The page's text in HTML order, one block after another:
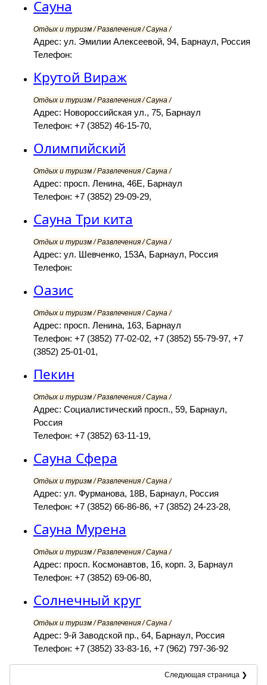
Сауна
Отдых и туризм / Развлечения / Сауна /
Адрес: ул. Эмилии Алексеевой, 94, Барнаул, Россия
Телефон:
Крутой Вираж
Отдых и туризм / Развлечения / Сауна /
Адрес: Новороссийская ул., 75, Барнаул
Телефон: +7 (3852) 46-15-70,
Олимпийский
Отдых и туризм / Развлечения / Сауна /
Адрес: просп. Ленина, 46Е, Барнаул
Телефон: +7 (3852) 29-09-29,
Сауна Три кита
Отдых и туризм / Развлечения / Сауна /
Адрес: ул. Шевченко, 153А, Барнаул, Россия
Телефон:
Оазис
Отдых и туризм / Развлечения / Сауна /
Адрес: просп. Ленина, 163, Барнаул
Телефон: +7 (3852) 77-02-02, +7 (3852) 55-79-97, +7
(3852) 25-01-01,
Пекин
Отдых и туризм / Развлечения / Сауна /
Адрес: Социалистический просп., 59, Барнаул,
Россия
Телефон: +7 (3852) 63-11-19,
Сауна Сфера
Отдых и туризм / Развлечения / Сауна /
Адрес: ул. Фурманова, 18В, Барнаул, Россия
Телефон: +7 (3852) 66-86-86, +7 (3852) 24-23-28,
Сауна Мурена
Отдых и туризм / Развлечения / Сауна /
Адрес: просп. Космонавтов, 16, корп. 3, Барнаул
Телефон: +7 (3852) 69-06-80,
Солнечный круг
Отдых и туризм / Развлечения / Сауна /
Адрес: 9-й Заводской пр., 64, Барнаул, Россия
Телефон: +7 (3852) 33-83-16, +7 (962) 797-36-92
Следующая страница ❯